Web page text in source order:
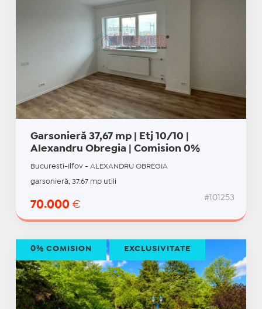
Garsonieră 37,67 mp | Etj 10/10 |
Alexandru Obregia | Comision 0%
Bucuresti-Ilfov - ALEXANDRU OBREGIA
garsonieră, 37.67 mp utili
70.000 €
#101253
0% COMISION EXCLUSIVITATE